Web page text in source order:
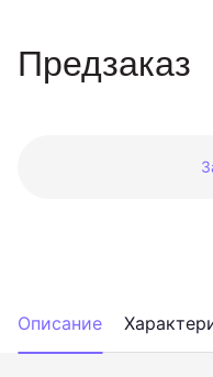
Предзаказ
Описание